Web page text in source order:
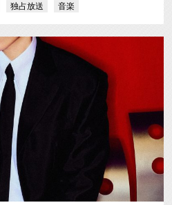
独占放送 音楽